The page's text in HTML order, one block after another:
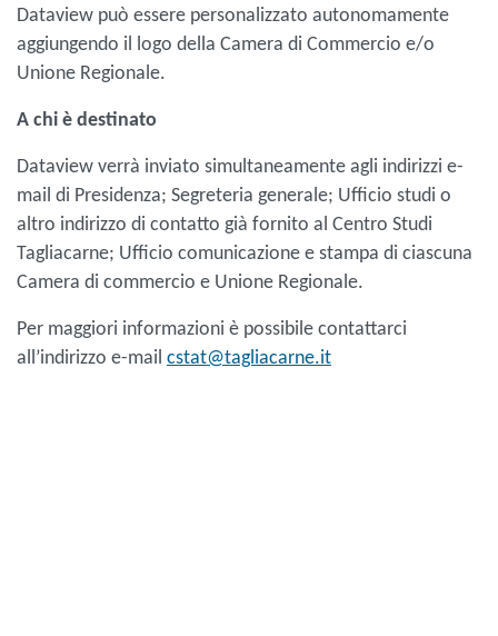
Dataview può essere personalizzato autonomamente
aggiungendo il logo della Camera di Commercio e/o
Unione Regionale.
A chi è destinato
Dataview verrà inviato simultaneamente agli indirizzi e-
mail di Presidenza; Segreteria generale; Ufficio studi o
altro indirizzo di contatto già fornito al Centro Studi
Tagliacarne; Ufficio comunicazione e stampa di ciascuna
Camera di commercio e Unione Regionale.
Per maggiori informazioni è possibile contattarci
all’indirizzo e-mail cstat@tagliacarne.it